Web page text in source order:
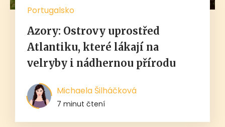
Portugalsko
Azory: Ostrovy uprostřed
Atlantiku, které lákají na
velryby i nádhernou přírodu
Michaela Šilháčková
7 minut čtení